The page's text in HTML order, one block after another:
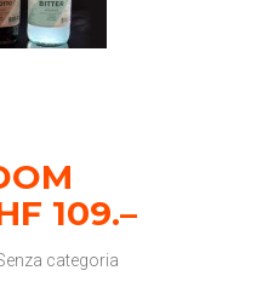
109.–
categoria